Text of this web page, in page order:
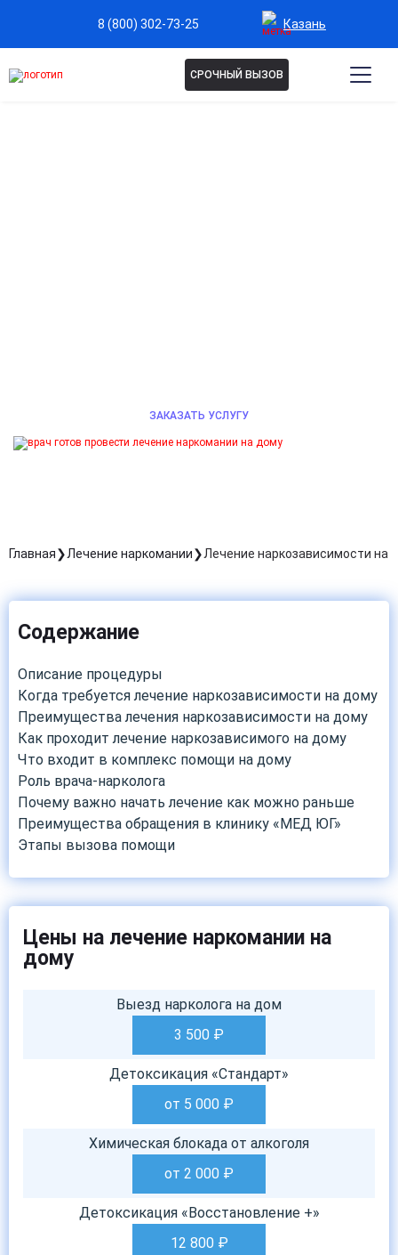
8 (800) 302-73-25 Казань
СРОЧНЫЙ ВЫЗОВ
ЗАКАЗАТЬ УСЛУГУ
Главная Лечение наркомании Лечение наркозависимости на
Содержание
Описание процедуры
Когда требуется лечение наркозависимости на дому
Преимущества лечения наркозависимости на дому
Как проходит лечение наркозависимого на дому
Что входит в комплекс помощи на дому
Роль врача-нарколога
Почему важно начать лечение как можно раньше
Преимущества обращения в клинику «МЕД ЮГ»
Этапы вызова помощи
Цены на лечение наркомании на
дому
Выезд нарколога на дом
3 500 ₽
Детоксикация «Стандарт»
от 5 000 ₽
Химическая блокада от алкоголя
от 2 000 ₽
Детоксикация «Восстановление +»
12 800₽